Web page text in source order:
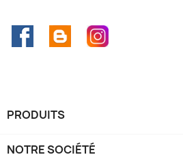
FacebookRss Instagram
PRODUITS
NOTRE SOCIÉTÉ